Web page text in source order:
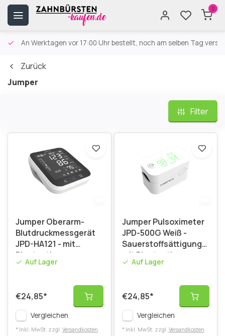
0
An Werktagen vor 17:00 Uhr bestellt, noch am selben Tag
Zurück
Jumper
Filter
Jumper Oberarm-
Blutdruckmessgerät
JPD-HA121 - mit
Bluetooth
Auf Lager
€24,85*
Vergleichen
* Inkl. MwSt. zzgl. Versandkosten
Jumper Pulsoximeter
JPD-500G Weiß -
mit Bluetooth
Auf Lager
€24,85*
Vergleichen
* Inkl. MwSt. zzgl. Versandkosten